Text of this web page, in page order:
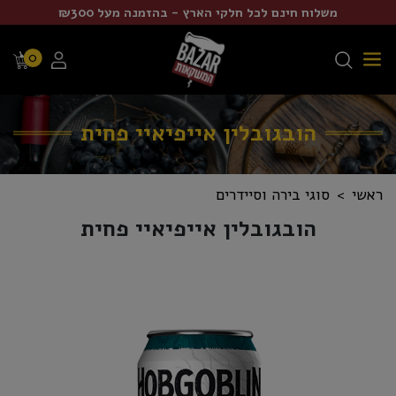
משלוח חינם לכל חלקי הארץ - בהזמנה מעל ₪300
0
הובגובלין אייפיאיי פחית
ראשי סוגי בירה וסיידרים
הובגובלין אייפיאיי פחית